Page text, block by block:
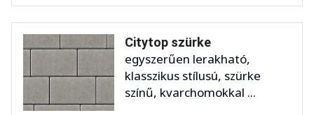
Citytop szürke
egyszerűen lerakható,
klasszikus stílusú, szürke
színű, kvarchomokkal ...